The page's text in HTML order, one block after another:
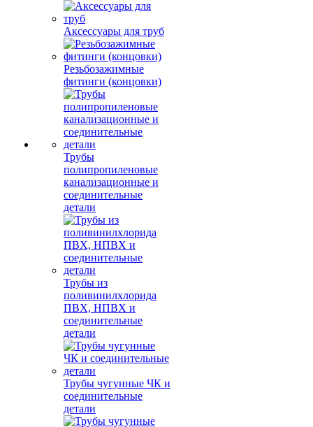
Аксессуары для труб
Резьбозажимные
фитинги (концовки)
Трубы
полипропиленовые
канализационные и
соединительные
детали
Трубы из
поливинилхлорида
ПВХ, НПВХ и
соединительные
детали
Трубы чугунные ЧК и
соединительные
детали